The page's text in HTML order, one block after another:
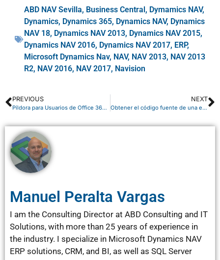
ABD NAV Sevilla, Business Central, Dymamics NAV,
Dynamics, Dynamics 365, Dynamics NAV, Dynamics
NAV 18, Dynamics NAV 2013, Dynamics NAV 2015,
Dynamics NAV 2016, Dynamics NAV 2017, ERP,
Microsoft Dynamics Nav, NAV, NAV 2013, NAV 2013
R2, NAV 2016, NAV 2017, Navision
PREVIOUS
Píldora para Usuarios de Office 365: acceso a MyAnalytics
NEXT
Obtener el código fuente de una extensión .app en Microsoft Dynamics Business Central 365
Manuel Peralta Vargas
I am the Consulting Director at ABD Consulting and IT
Solutions, with more than 25 years of experience in
the industry. I specialize in Microsoft Dynamics NAV
ERP solutions, CRM, and BI, as well as SQL Server